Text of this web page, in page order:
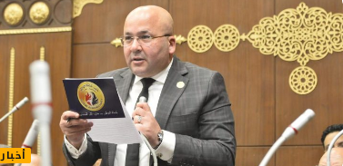
أخبار